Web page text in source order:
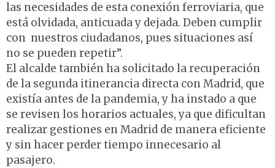
las necesidades de esta conexión ferroviaria, que
está olvidada, anticuada y dejada. Deben cumplir
con nuestros ciudadanos, pues situaciones así
no se pueden repetir”.
El alcalde también ha solicitado la recuperación
de la segunda itinerancia directa con Madrid, que
existía antes de la pandemia, y ha instado a que
se revisen los horarios actuales, ya que dificultan
realizar gestiones en Madrid de manera eficiente
y sin hacer perder tiempo innecesario al
pasajero.